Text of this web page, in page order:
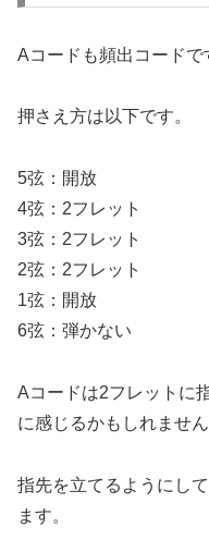
Aコードも頻出コードで
押さえ方は以下です。
5弦：開放
4弦：2フレット
3弦：2フレット
2弦：2フレット
1弦：開放
6弦：弾かない
Aコードは2フレットに
に感じるかもしれません
指先を立てるようにし
ます。